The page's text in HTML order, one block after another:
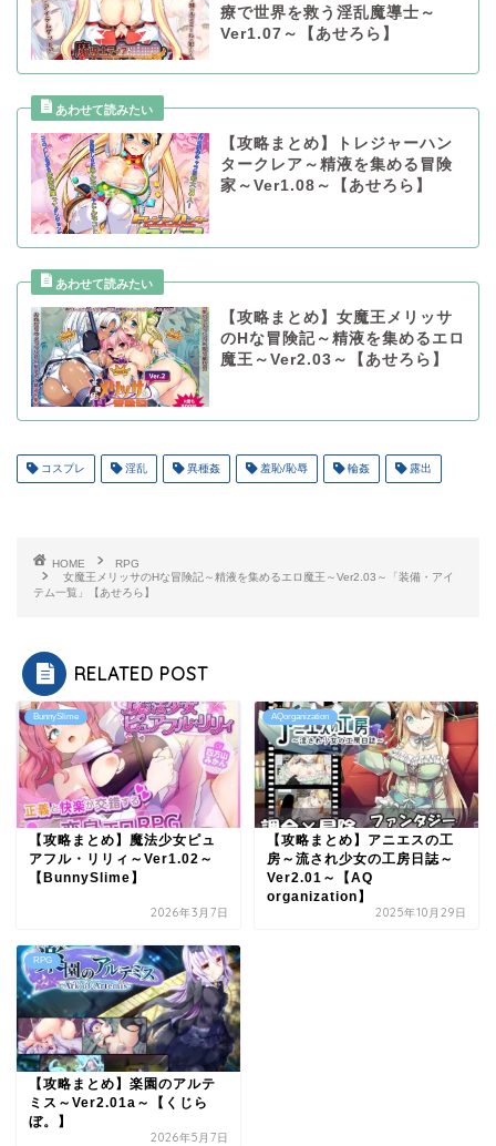
療で世界を救う淫乱魔導士～
Ver1.07～【あせろら】
【攻略まとめ】トレジャーハン
タークレア～精液を集める冒険
家～Ver1.08～【あせろら】
【攻略まとめ】女魔王メリッサ
のHな冒険記～精液を集めるエロ
魔王～Ver2.03～【あせろら】
コスプレ 淫乱 異種姦 羞恥/恥辱 輪姦 露出
HOME
RPG
女魔王メリッサのHな冒険記～精液を集めるエロ魔王～Ver2.03～「装備・アイ
テム一覧」【あせろら】
RELATED POST
BunnySlime
【攻略まとめ】魔法少女ピュ
アフル・リリィ～Ver1.02～
【BunnySlime】
2026年3月7日
AQorganization
【攻略まとめ】アニエスの工
房～流され少女の工房日誌～
Ver2.01～【AQ
organization】
2025年10月29日
RPG
【攻略まとめ】楽園のアルテ
ミス～Ver2.01a～【くじら
ぼ。】
2026年5月7日